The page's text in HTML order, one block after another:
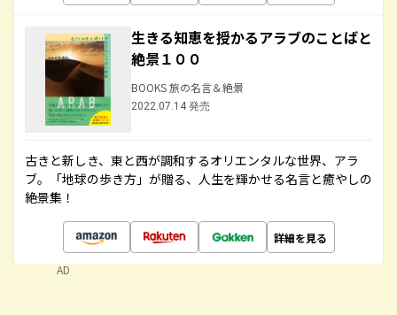
生きる知恵を授かるアラブのことばと
絶景１００
BOOKS 旅の名言＆絶景
2022.07.14 発売
古きと新しき、東と西が調和するオリエンタルな世界、アラ
ブ。「地球の歩き方」が贈る、人生を輝かせる名言と癒やしの
絶景集！
詳細を見る
AD